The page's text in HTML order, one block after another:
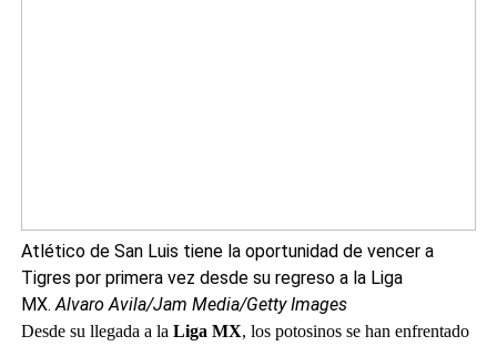
Atlético de San Luis tiene la oportunidad de vencer a
Tigres por primera vez desde su regreso a la Liga
MX. Alvaro Avila/Jam Media/Getty Images
Desde su llegada a la Liga MX, los potosinos se han enfrentado